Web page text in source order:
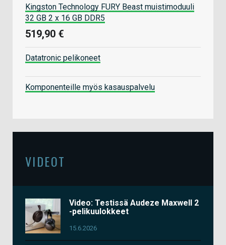
Kingston Technology FURY Beast muistimoduuli
32 GB 2 x 16 GB DDR5
519,90 €
Datatronic pelikoneet
Komponenteille myös kasauspalvelu
VIDEOT
Video: Testissä Audeze Maxwell 2
-pelikuulokkeet
15.6.2026